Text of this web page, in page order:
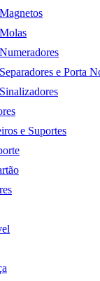
Magnetos
Molas
Numeradores
Separadores e Porta
Sinalizadores
e Suportes